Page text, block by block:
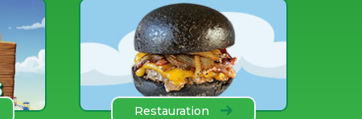
Restauration